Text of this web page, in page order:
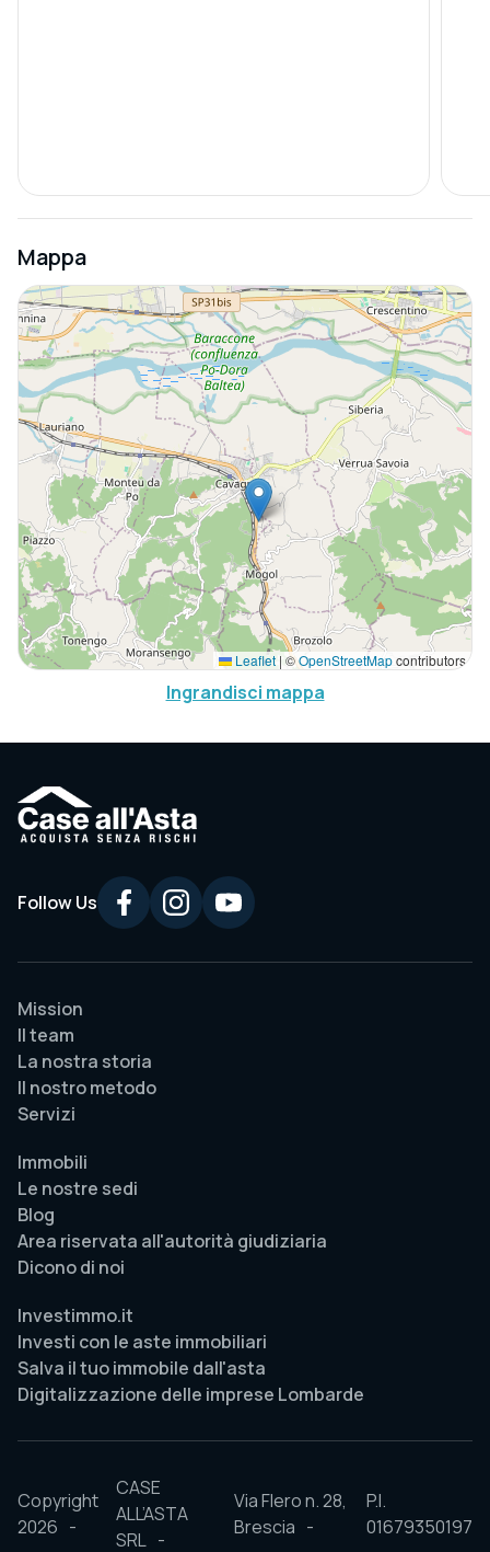
Mappa
Leaflet | ©OpenStreetMapcontributors
Ingrandisci mappa
Follow Us
Mission
Il team
La nostra storia
Il nostro metodo
Servizi
Immobili
Le nostre sedi
Blog
Area riservata all'autorità giudiziaria
Dicono di noi
Investimmo.it
Investi con le aste immobiliari
Salva il tuo immobile dall'asta
Digitalizzazione delle imprese Lombarde
Copyright
2026
CASE
ALL’ASTA
SRL
Via Flero n. 28,
Brescia
P.I.
01679350197